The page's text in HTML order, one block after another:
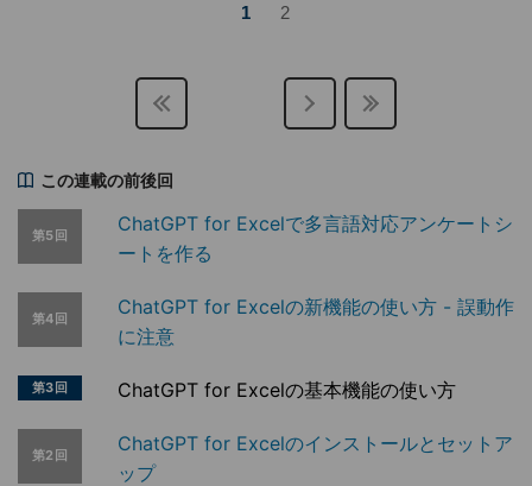
1 2
この連載の前後回
第5回
ChatGPT for Excelで多言語対応アンケートシ
ートを作る
第4回
ChatGPT for Excelの新機能の使い方 - 誤動作
に注意
第3回 ChatGPT for Excelの基本機能の使い方
第2回
ChatGPT for Excelのインストールとセットア
ップ